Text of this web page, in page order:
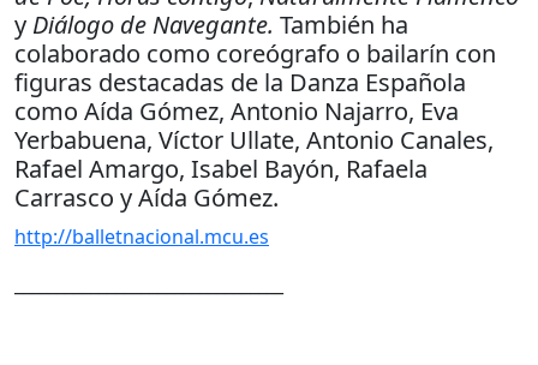
y Diálogo de Navegante. También ha
colaborado como coreógrafo o bailarín con
figuras destacadas de la Danza Española
como Aída Gómez, Antonio Najarro, Eva
Yerbabuena, Víctor Ullate, Antonio Canales,
Rafael Amargo, Isabel Bayón, Rafaela
Carrasco y Aída Gómez.
http://balletnacional.mcu.es